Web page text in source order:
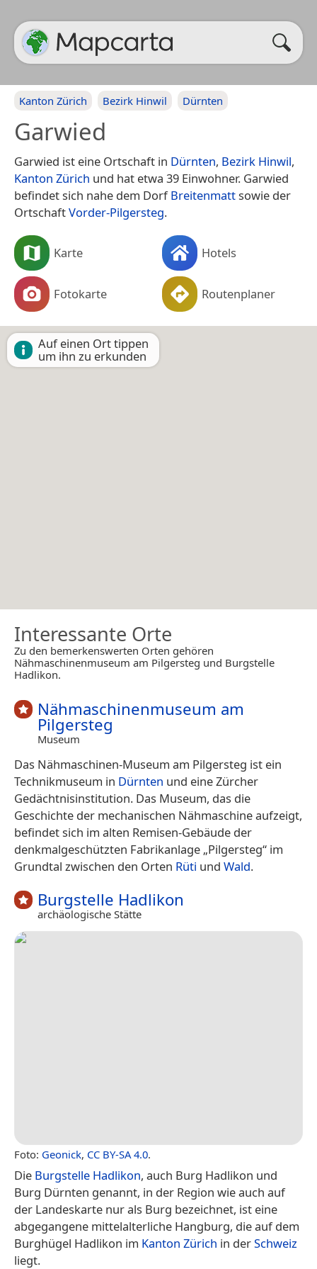
Kanton Zürich Bezirk Hinwil Dürnten
Garwied
Garwied ist eine Ortschaft in Dürnten, Bezirk Hinwil,
Kanton Zürich und hat etwa 39 Einwohner. Garwied
befindet sich nahe dem DorfBreitenmattsowie der
OrtschaftVorder-Pilgersteg.
Karte Hotels
Fotokarte Routenplaner
Auf einen Ort tippen
um ihn zu erkunden
Interessante Orte
Zu den bemerkenswerten Orten gehören
Nähmaschinenmuseum am Pilgersteg und Burgstelle
Hadlikon.
Nähmaschinenmuseum am
Pilgersteg
Museum
Das Nähmaschinen-Museum am Pilgersteg ist ein
Technikmuseum in Dürnten und eine Zürcher
Gedächtnisinstitution. Das Museum, das die
Geschichte der mechanischen Nähmaschine aufzeigt,
befindet sich im alten Remisen-Gebäude der
denkmalgeschützten Fabrikanlage „Pilgersteg“ im
Grundtal zwischen den Orten Rüti und Wald.
Burgstelle Hadlikon
archäologische Stätte
Foto: Geonick, CC BY-SA 4.0.
Die Burgstelle Hadlikon, auch Burg Hadlikon und
Burg Dürnten genannt, in der Region wie auch auf
der Landeskarte nur als Burg bezeichnet, ist eine
abgegangene mittelalterliche Hangburg, die auf dem
Burghügel Hadlikon im Kanton Zürich in derSchweiz
liegt.